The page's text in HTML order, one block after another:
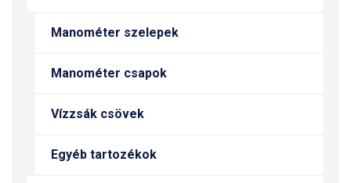
Manométer szelepek
Manométer csapok
Vízzsák csövek
Egyéb tartozékok